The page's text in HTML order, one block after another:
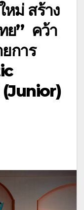
หม่ สร้าง
ย” คว้า
การ